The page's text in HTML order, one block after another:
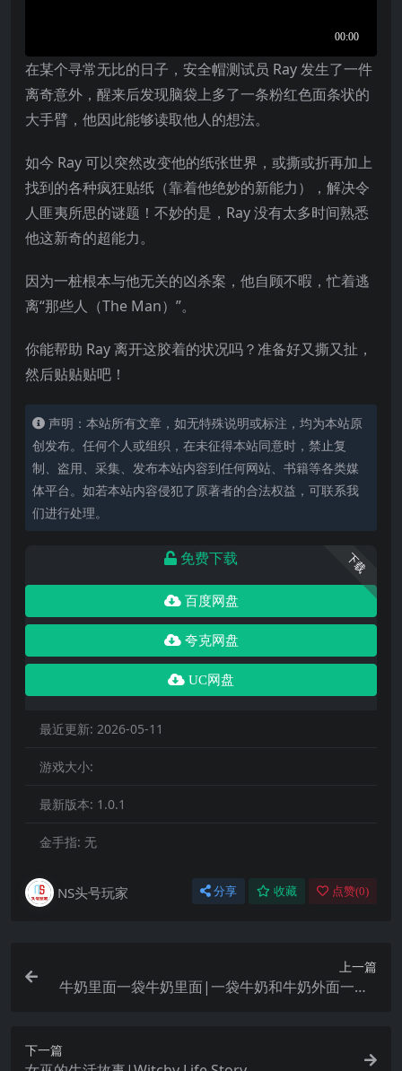
在某个寻常无比的日子，安全帽测试员 Ray 发生了一件
离奇意外，醒来后发现脑袋上多了一条粉红色面条状的
大手臂，他因此能够读取他人的想法。
如今 Ray 可以突然改变他的纸张世界，或撕或折再加上
找到的各种疯狂贴纸（靠着他绝妙的新能力），解决令
人匪夷所思的谜题！不妙的是，Ray 没有太多时间熟悉
他这新奇的超能力。
因为一桩根本与他无关的凶杀案，他自顾不暇，忙着逃
离“那些人（The Man）”。
你能帮助 Ray 离开这胶着的状况吗？准备好又撕又扯，
然后贴贴贴吧！
声明：本站所有文章，如无特殊说明或标注，均为本站原
创发布。任何个人或组织，在未征得本站同意时，禁止复
制、盗用、采集、发布本站内容到任何网站、书籍等各类媒
体平台。如若本站内容侵犯了原著者的合法权益，可联系我
们进行处理。
下载
免费下载
百度网盘
夸克网盘
UC网盘
最近更新: 2026-05-11
游戏大小:
最新版本: 1.0.1
金手指: 无
NS头号玩家 分享 收藏 点赞(0)
上一篇
牛奶里面一袋牛奶里面|一袋牛奶和牛奶外面一袋|
下一篇